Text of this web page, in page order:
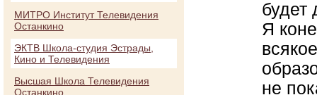
будет
Я
не
МИТРО Институт Телевидения
Останкино
ЭКТВ Школа-студия Эстрады,
Кино и Телевидения
Высшая Школа Телевидения
Останкино